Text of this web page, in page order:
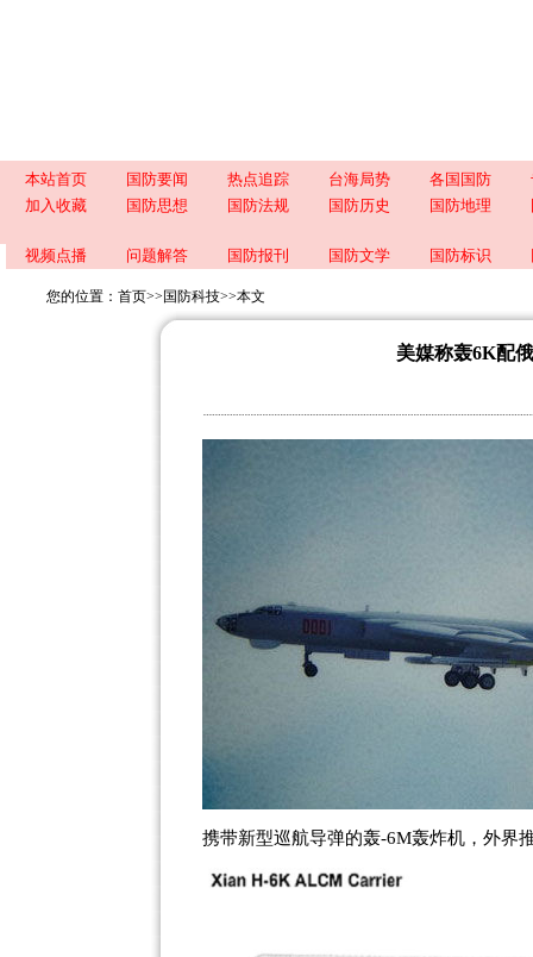
本站首页 国防要闻 热点追踪 台海局势 各国国防
加入收藏
国防思想 国防法规 国防历史 国防地理
视频点播 问题解答 国防报刊 国防文学 国防标识
您的位置： 首页>> 国防科技>>本文
美媒称轰6K配
携带新型巡航导弹的轰-6M轰炸机，外界